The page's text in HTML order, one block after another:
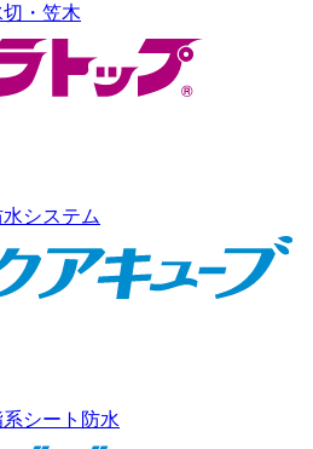
・笠木
システム
シート防水